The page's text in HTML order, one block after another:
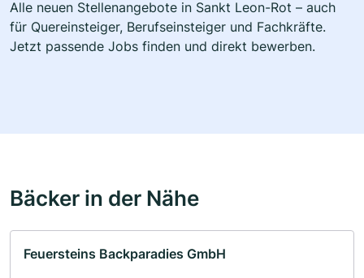
Alle neuen Stellenangebote in Sankt Leon-Rot – auch
für Quereinsteiger, Berufseinsteiger und Fachkräfte.
Jetzt passende Jobs finden und direkt bewerben.
Bäcker in der Nähe
Feuersteins Backparadies GmbH